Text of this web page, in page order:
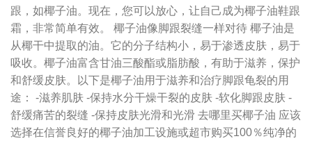
跟，如椰子油。现在，您可以放心，让自己成为椰子油鞋跟
霜，非常简单有效。 椰子油像脚跟裂缝一样对待 椰子油是
从椰干中提取的油。它的分子结构小，易于渗透皮肤，易于
吸收。椰子油富含甘油三酸酯或脂肪酸，有助于滋养，保护
和舒缓皮肤。以下是椰子油用于滋养和治疗脚跟龟裂的用
途： -滋养肌肤 -保持水分干燥干裂的皮肤 -软化脚跟皮肤 -
舒缓痛苦的裂缝 -保持皮肤光滑和光滑 去哪里买椰子油 应该
选择在信誉良好的椰子油加工设施或超市购买100％纯净的